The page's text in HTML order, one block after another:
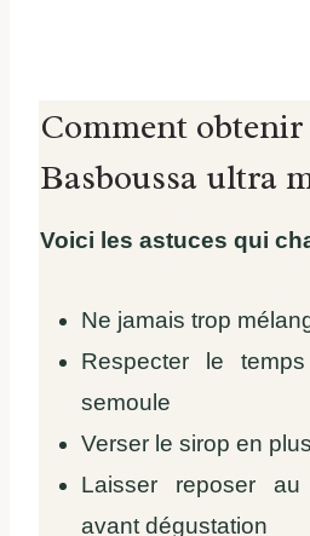
Comment
Basboussa ultra
Voici les astuces qui
Ne jamais trop
Respecter le
semoule
Verser le sirop en
Laisser reposer
avant dégustation